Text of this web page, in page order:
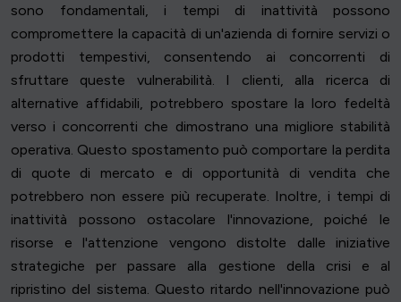
sono fondamentali, i tempi di inattività possono
compromettere la capacità di un'azienda di fornire servizi o
prodotti tempestivi, consentendo ai concorrenti di
sfruttare queste vulnerabilità. I clienti, alla ricerca di
alternative affidabili, potrebbero spostare la loro fedeltà
verso i concorrenti che dimostrano una migliore stabilità
operativa. Questo spostamento può comportare la perdita
di quote di mercato e di opportunità di vendita che
potrebbero non essere più recuperate. Inoltre, i tempi di
inattività possono ostacolare l'innovazione, poiché le
risorse e l'attenzione vengono distolte dalle iniziative
strategiche per passare alla gestione della crisi e al
ripristino del sistema. Questo ritardo nell'innovazione può